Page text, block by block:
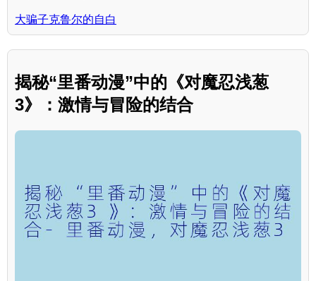
大骗子克鲁尔的自白
揭秘“里番动漫”中的《对魔忍浅葱
3》：激情与冒险的结合